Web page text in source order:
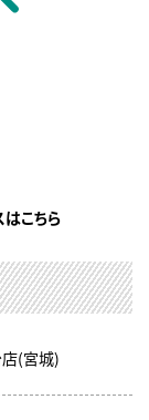
こちら
(宮城)